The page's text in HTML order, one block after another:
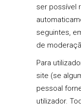
ser possível
seguintes,
de
Para
site (se
pessoal
utilizador.